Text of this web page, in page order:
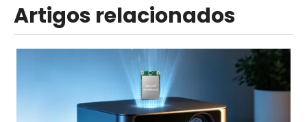
Artigos relacionados